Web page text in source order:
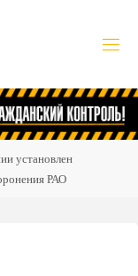
установлен
РАО